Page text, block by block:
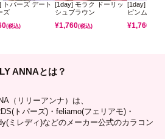
トパーズ デート
ズ
(税込)
[1day] モラク ドーリッ
シュブラウン
¥1,760(税込)
[1day] ミレ
ピンムーン
¥1,760
ANNAとは？
（リリーアンナ）は、
トパーズ)・feliamo(フェリアモ)・
ミレディ)などのメーカー公式のカラコン